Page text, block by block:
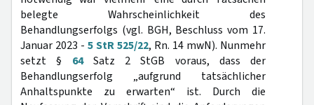
belegte Wahrscheinlichkeit des
Behandlungserfolgs (vgl. BGH, Beschluss vom 17.
Januar 2023 - 5 StR 525/22, Rn. 14 mwN). Nunmehr
setzt § 64Satz 2 StGB voraus, dass der
Behandlungserfolg „aufgrund tatsächlicher
Anhaltspunkte zu erwarten“ ist. Durch die